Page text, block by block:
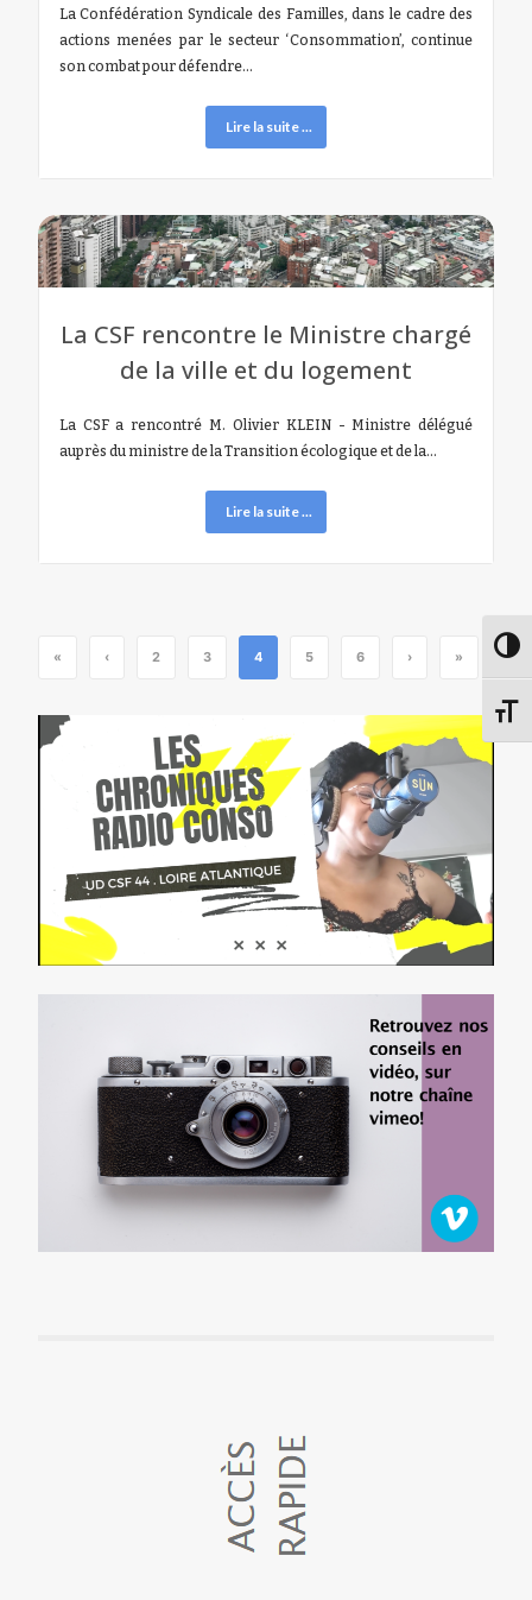
La Confédération Syndicale des Familles, dans le cadre des
actions menées par le secteur ‘Consommation’, continue
son combat pour défendre…
Lire la suite ...
La CSF rencontre le Ministre chargé
de la ville et du logement
La CSF a rencontré M. Olivier KLEIN - Ministre délégué
auprès du ministre de la Transition écologique et de la…
Lire la suite ...
« ‹ 2 3 4 5 6 › »